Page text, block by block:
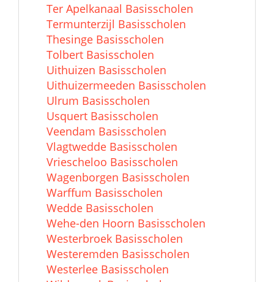
Ter Apelkanaal Basisscholen
Termunterzijl Basisscholen
Thesinge Basisscholen
Tolbert Basisscholen
Uithuizen Basisscholen
Uithuizermeeden Basisscholen
Ulrum Basisscholen
Usquert Basisscholen
Veendam Basisscholen
Vlagtwedde Basisscholen
Vriescheloo Basisscholen
Wagenborgen Basisscholen
Warffum Basisscholen
Wedde Basisscholen
Wehe-den Hoorn Basisscholen
Westerbroek Basisscholen
Westeremden Basisscholen
Westerlee Basisscholen